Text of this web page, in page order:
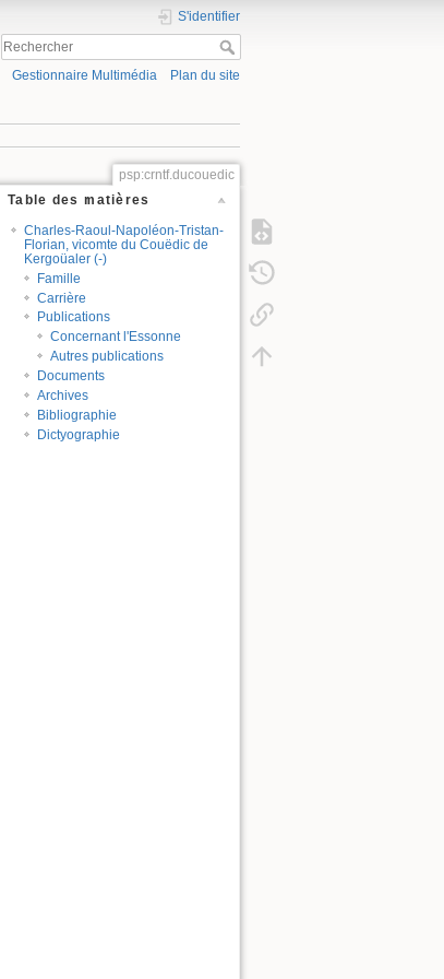
S'identifier
Gestionnaire Multimédia Plan du site
psp:crntf.ducouedic
Table des matières
Charles-Raoul-Napoléon-Tristan-
Florian, vicomte du Couëdic de
Kergoüaler (-)
Famille
Carrière
Publications
Concernant l'Essonne
Autres publications
Documents
Archives
Bibliographie
Dictyographie